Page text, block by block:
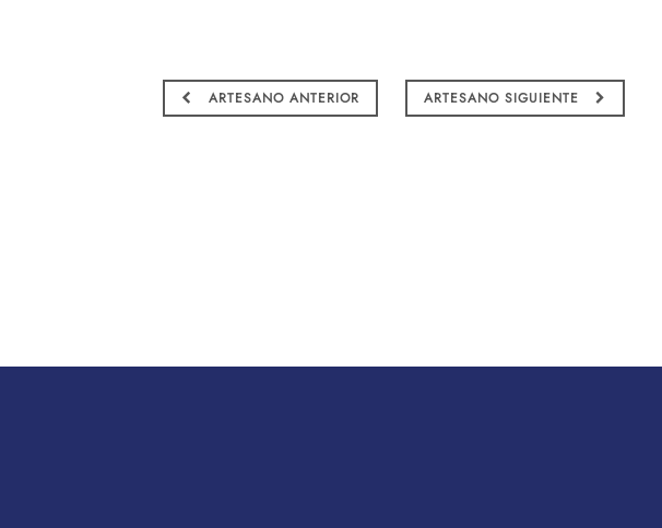
ARTESANO ANTERIOR ARTESANO SIGUIENTE